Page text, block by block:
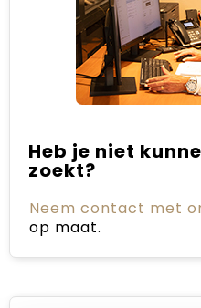
Heb je niet
zoekt?
Neem contact met
op maat.